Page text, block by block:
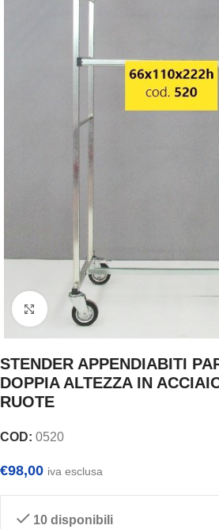
Clicca per ingrandire
STENDER APPENDIABITI
DOPPIA ALTEZZA IN
RUOTE
COD: 0520
€98,00 iva esclusa
10 disponibili